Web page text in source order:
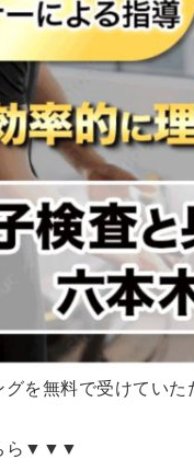
を無料で受けていた
ら▼▼▼